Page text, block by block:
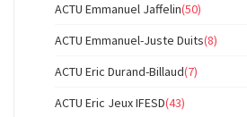
ACTU Emmanuel Jaffelin(50)
ACTU Emmanuel-Juste Duits(8)
ACTU Eric Durand-Billaud(7)
ACTU Eric Jeux IFESD(43)